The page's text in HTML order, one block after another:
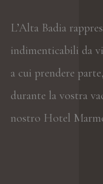
L’Alta Badia
indimenticabili da
a cui prendere
durante la vostra
nostro Hotel